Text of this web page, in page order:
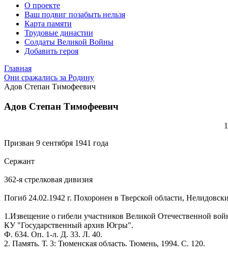
О проекте
Ваш подвиг позабыть нельзя
Карта памяти
Трудовые династии
Солдаты Великой Войны
Добавить героя
Главная
Они сражались за Родину
Адов Степан Тимофеевич
Адов Степан Тимофеевич
Призван 9 сентября 1941 года
Сержант
362-я стрелковая дивизия
Погиб 24.02.1942 г. Похоронен в Тверской области,
1.Извещение о гибели участников Великой Отечественной
КУ "Государственный архив Югры".
Ф. 634. Оп. 1-л. Д. 33. Л. 40.
2. Память. Т. 3: Тюменская область. Тюмень, 1994. С. 120.